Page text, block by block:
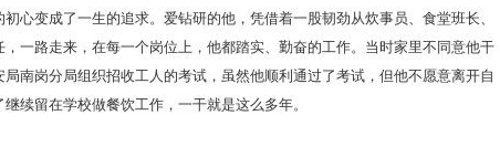
心变成了一生的追求。爱钻研的他，凭借着一股韧劲从炊事员、食堂班长、
一路走来，在每一个岗位上，他都踏实、勤奋的工作。当时家里不同意他干
南岗分局组织招收工人的考试，虽然他顺利通过了考试，但他不愿意离开自
续留在学校做餐饮工作，一干就是这么多年。